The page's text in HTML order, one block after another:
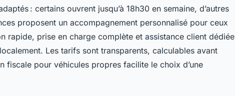
: certains ouvrent jusqu’à 18h30 en semaine, d’autres
proposent un accompagnement personnalisé pour ceux
rapide, prise en charge complète et assistance client dédiée
Les tarifs sont transparents, calculables avant
fiscale pour véhicules propres facilite le choix d’une